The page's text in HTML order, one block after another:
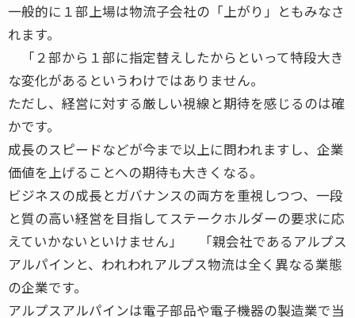
一般的に１部上場は物流子会社の「上がり」ともみなさ
れます。
「２部から１部に指定替えしたからといって特段大き
な変化があるというわけではありません。
ただし、経営に対する厳しい視線と期待を感じるのは確
かです。
成長のスピードなどが今まで以上に問われますし、企業
価値を上げることへの期待も大きくなる。
ビジネスの成長とガバナンスの両方を重視しつつ、一段
と質の高い経営を目指してステークホルダーの要求に応
えていかないといけません」 「親会社であるアルプス
アルパインと、われわれアルプス物流は全く異なる業態
の企業です。
アルプスアルパインは電子部品や電子機器の製造業で当